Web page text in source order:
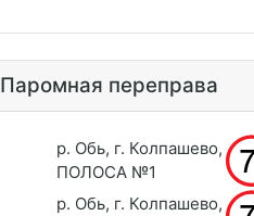
Паромная переправа
р. Обь, г. Колпашево,
ПОЛОСА №1
р. Обь, г. Колпашево,